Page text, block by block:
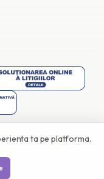
ta pe platforma.